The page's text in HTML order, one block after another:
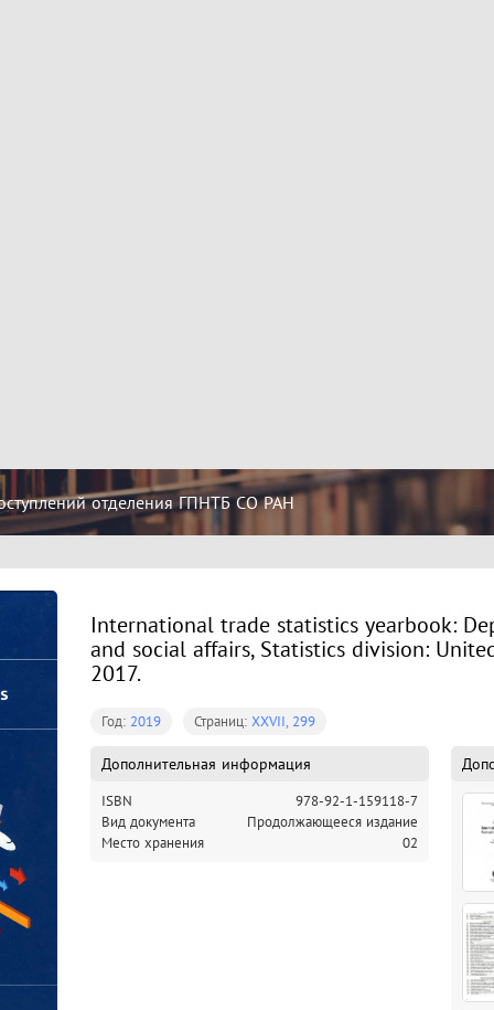
отделения ГПНТБ СО РАН
International trade statistics yearbook:
and social affairs, Statistics division:
2017.
Год: 2019 Страниц: XXVII, 299
Дополнительная информация
ISBN
978-92-1-159118-7
Вид документа
Продолжающееся издание
Место хранения
02